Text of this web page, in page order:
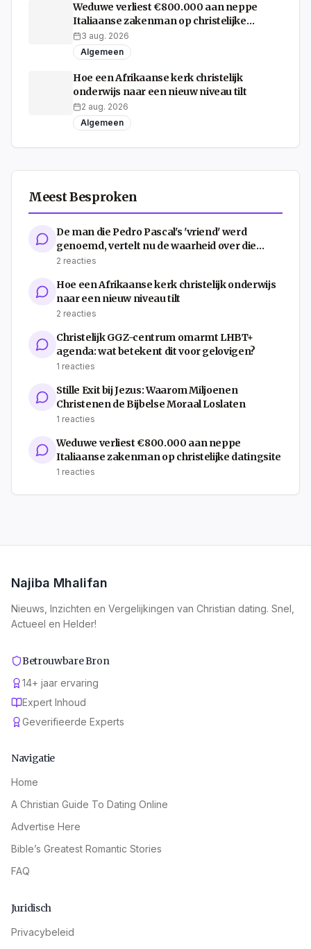
Weduwe verliest €800.000 aan neppe
Italiaanse zakenman op christelijke
datingsite
3 aug. 2026
Algemeen
Hoe een Afrikaanse kerk christelijk
onderwijs naar een nieuw niveau tilt
2 aug. 2026
Algemeen
Meest Besproken
De man die Pedro Pascal's 'vriend' werd
genoemd, vertelt nu de waarheid over die
shirtloze jachtfoto's
2 reacties
Hoe een Afrikaanse kerk christelijk onderwijs
naar een nieuw niveau tilt
2 reacties
Christelijk GGZ-centrum omarmt LHBT+
agenda: wat betekent dit voor gelovigen?
1 reacties
Stille Exit bij Jezus: Waarom Miljoenen
Christenen de Bijbelse Moraal Loslaten
1 reacties
Weduwe verliest €800.000 aan neppe
Italiaanse zakenman op christelijke datingsite
1 reacties
Najiba Mhalifan
Nieuws, Inzichten en Vergelijkingen van Christian dating. Snel,
Actueel en Helder!
Betrouwbare Bron
14+ jaar ervaring
Expert Inhoud
Geverifieerde Experts
Navigatie
Home
A Christian Guide To Dating Online
Advertise Here
Bible’s Greatest Romantic Stories
FAQ
Juridisch
Privacybeleid